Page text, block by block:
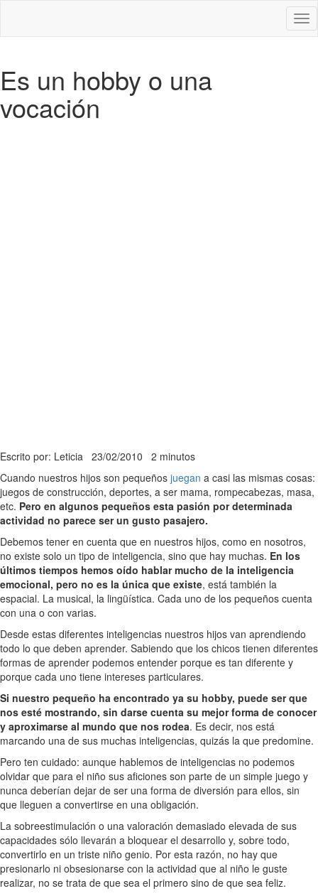
Es un hobby o una
vocación
Escrito por: Leticia 23/02/2010 2 minutos
Cuando nuestros hijos son pequeños juegan a casi las mismas cosas:
juegos de construcción, deportes, a ser mama, rompecabezas, masa,
etc. Pero en algunos pequeños esta pasión por determinada
actividad no parece ser un gusto pasajero.
Debemos tener en cuenta que en nuestros hijos, como en nosotros,
no existe solo un tipo de inteligencia, sino que hay muchas. En los
últimos tiempos hemos oído hablar mucho de la inteligencia
emocional, pero no es la única que existe, está también la
espacial. La musical, la lingüística. Cada uno de los pequeños cuenta
con una o con varias.
Desde estas diferentes inteligencias nuestros hijos van aprendiendo
todo lo que deben aprender. Sabiendo que los chicos tienen diferentes
formas de aprender podemos entender porque es tan diferente y
porque cada uno tiene intereses particulares.
Si nuestro pequeño ha encontrado ya su hobby, puede ser que
nos esté mostrando, sin darse cuenta su mejor forma de conocer
y aproximarse al mundo que nos rodea. Es decir, nos está
marcando una de sus muchas inteligencias, quizás la que predomine.
Pero ten cuidado: aunque hablemos de inteligencias no podemos
olvidar que para el niño sus aficiones son parte de un simple juego y
nunca deberían dejar de ser una forma de diversión para ellos, sin
que lleguen a convertirse en una obligación.
La sobreestimulación o una valoración demasiado elevada de sus
capacidades sólo llevarán a bloquear el desarrollo y, sobre todo,
convertirlo en un triste niño genio. Por esta razón, no hay que
presionarlo ni obsesionarse con la actividad que al niño le guste
realizar, no se trata de que sea el primero sino de que sea feliz.